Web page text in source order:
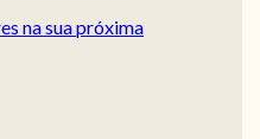
na sua próxima